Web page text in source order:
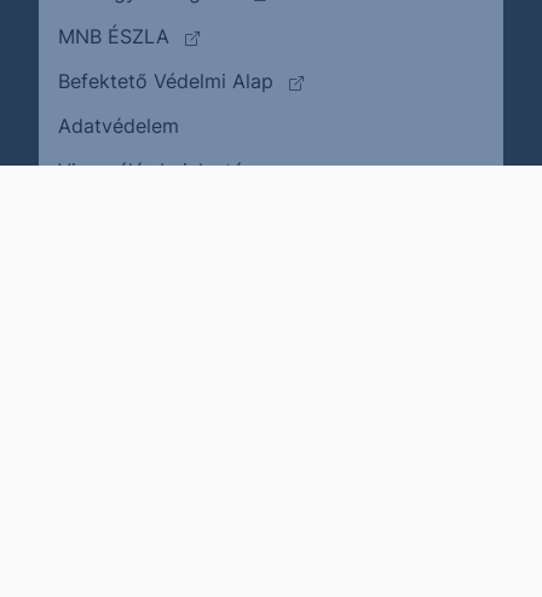
MNB ÉSZLA
(külső oldalra ugrik)
Befektető Védelmi Alap
(külső oldalra ugrik)
Adatvédelem
Visszaélés bejelentése(külső oldalra ugrik)